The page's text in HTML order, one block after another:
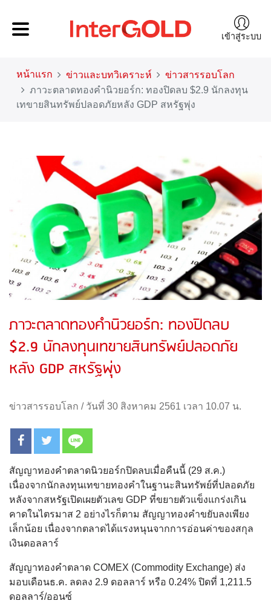
เข้าสู่ระบบ
หน้าแรก ข่าวและบทวิเคราะห์
ข่าวสารรอบโลก
ภาวะตลาดทองคำนิวยอร์ก: ทองปิดลบ $2.9 นักลงทุน
เทขายสินทรัพย์ปลอดภัยหลัง GDP สหรัฐพุ่ง
ภาวะตลาดทองคำนิวยอร์ก: ทองปิดลบ
$2.9 นักลงทุนเทขายสินทรัพย์ปลอดภัย
หลัง GDP สหรัฐพุ่ง
ข่าวสารรอบโลก / วันที่ 30 สิงหาคม 2561 เวลา 10.07 น.
สัญญาทองคำตลาดนิวยอร์กปิดลบเมื่อคืนนี้ (29 ส.ค.)
เนื่องจากนักลงทุนเทขายทองคำในฐานะสินทรัพย์ที่ปลอดภัย
หลังจากสหรัฐเปิดเผยตัวเลข GDP ที่ขยายตัวแข็งแกร่งเกิน
คาดในไตรมาส 2 อย่างไรก็ตาม สัญญาทองคำขยับลงเพียง
เล็กน้อย เนื่องจากตลาดได้แรงหนุนจากการอ่อนค่าของสกุล
เงินดอลลาร์
สัญญาทองคำตลาด COMEX (Commodity Exchange) ส่ง
มอบเดือนธ.ค. ลดลง 2.9 ดอลลาร์ หรือ 0.24% ปิดที่ 1,211.5
ดอลลาร์/ออนซ์